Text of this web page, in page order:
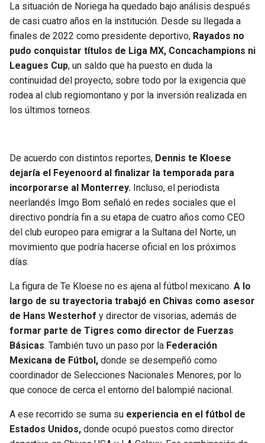
La situación de Noriega ha quedado bajo análisis después
de casi cuatro años en la institución. Desde su llegada a
finales de 2022 como presidente deportivo, Rayados no
pudo conquistar títulos de Liga MX, Concachampions ni
Leagues Cup, un saldo que ha puesto en duda la
continuidad del proyecto, sobre todo por la exigencia que
rodea al club regiomontano y por la inversión realizada en
los últimos torneos.
De acuerdo con distintos reportes, Dennis te Kloese
dejaría el Feyenoord al finalizar la temporada para
incorporarse al Monterrey. Incluso, el periodista
neerlandés Imgo Bom señaló en redes sociales que el
directivo pondría fin a su etapa de cuatro años como CEO
del club europeo para emigrar a la Sultana del Norte, un
movimiento que podría hacerse oficial en los próximos
días.
La figura de Te Kloese no es ajena al fútbol mexicano. A lo
largo de su trayectoria trabajó en Chivas como asesor
de Hans Westerhof y director de visorias, además de
formar parte de Tigres como director de Fuerzas
Básicas. También tuvo un paso por la Federación
Mexicana de Fútbol, donde se desempeñó como
coordinador de Selecciones Nacionales Menores, por lo
que conoce de cerca el entorno del balompié nacional.
A ese recorrido se suma su experiencia en el fútbol de
Estados Unidos, donde ocupó puestos como director